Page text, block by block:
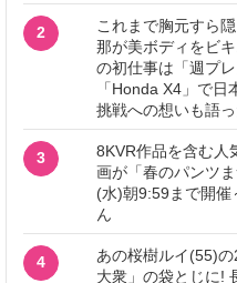
2
これまで胸元すら
那が美ボディをビ
の初仕事は「週プ
「Honda X4」で
挑戦への想いも語
3
8KVR作品を含む人
画が「春のパンツ
(水)朝9:59まで開催
ん
4
あの桜樹ルイ(55)
大衆」の袋とじに!